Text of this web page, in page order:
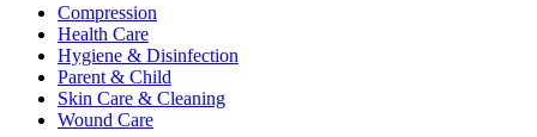
Compression
Health Care
Hygiene & Disinfection
Parent & Child
Skin Care & Cleaning
Wound Care